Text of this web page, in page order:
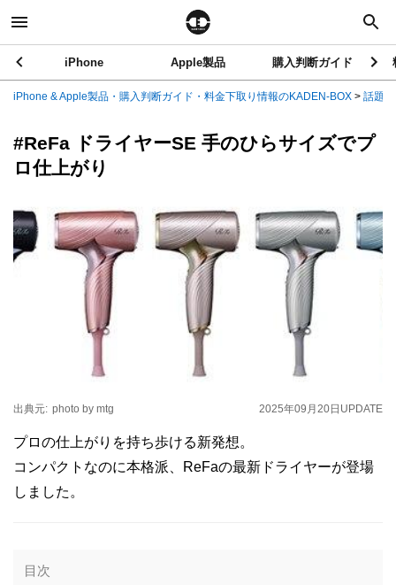
iPhone Apple製品 購入判断ガイド
iPhone & Apple製品・購入判断ガイド・料金下取り情報のKADEN-BOX > 話題
#ReFa ドライヤーSE 手のひらサイズでプ
ロ仕上がり
2025年09月20日 UPDATE
出典元: photo by mtg
プロの仕上がりを持ち歩ける新発想。
コンパクトなのに本格派、ReFaの最新ドライヤーが登場
しました。
目次